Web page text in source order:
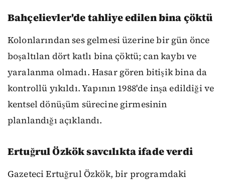
Bahçelievler'de tahliye edilen bina çöktü
Kolonlarından ses gelmesi üzerine bir gün önce
boşaltılan dört katlı bina çöktü; can kaybı ve
yaralanma olmadı. Hasar gören bitişik bina da
kontrollü yıkıldı. Yapının 1988'de inşa edildiği ve
kentsel dönüşüm sürecine girmesinin
planlandığı açıklandı.
Ertuğrul Özkök savcılıkta ifade verdi
Gazeteci Ertuğrul Özkök, bir programdaki